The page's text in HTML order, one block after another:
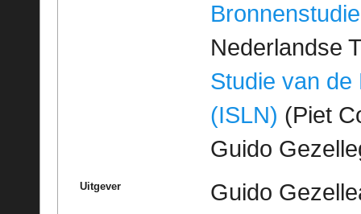
Bronnenstudie
Nederlandse
Studie van de
(ISLN) (Piet
Guido
Uitgever Guido